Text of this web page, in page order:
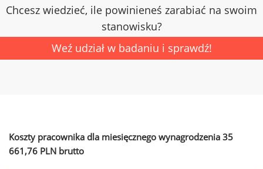
Chcesz wiedzieć, ile powinieneś zarabiać na swoim
stanowisku?
Weź udział w badaniu i sprawdź!
Koszty pracownika dla miesięcznego wynagrodzenia 35
661,76 PLN brutto